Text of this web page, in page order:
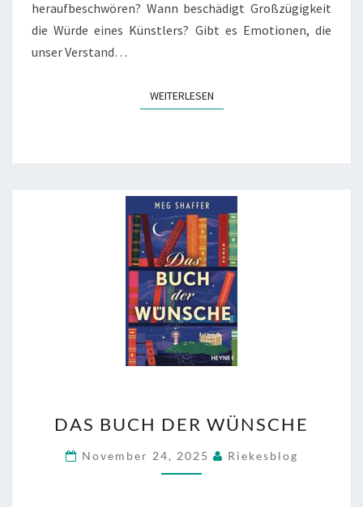
heraufbeschwören? Wann beschädigt Großzügigkeit
die Würde eines Künstlers? Gibt es Emotionen, die
unser Verstand…
WEITERLESENWEITERLESEN
BUCH
DER
WÜNSCHE
DAS BUCH DER WÜNSCHE
November 24, 2025 Riekesblog